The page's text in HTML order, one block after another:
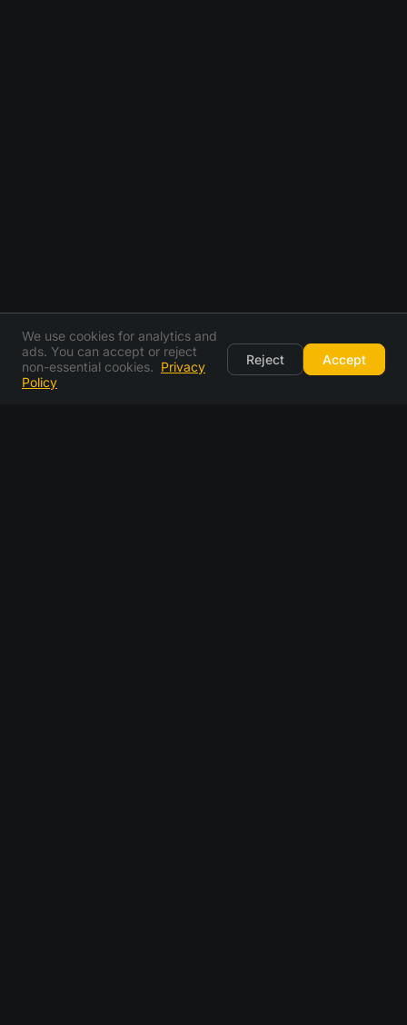
We use cookies for analytics and
ads. You can accept or reject
non-essential cookies. Privacy
Policy
Reject Accept